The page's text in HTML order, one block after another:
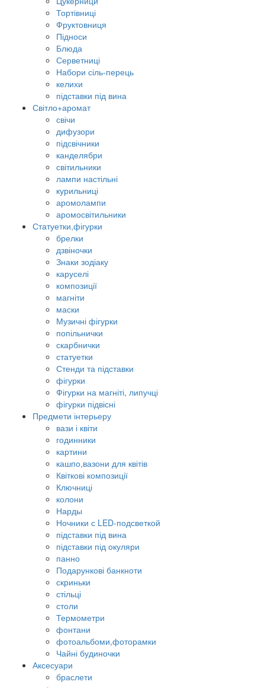
Тортівниці
Фруктовниця
Підноси
Блюда
Серветниці
Набори сіль-перець
келихи
підставки під вина
Світло+аромат
свічи
дифузори
підсвічники
канделябри
світильники
лампи настільні
курильниці
аромолампи
аромосвітильники
Статуетки,фігурки
брелки
дзвіночки
Знаки зодіаку
каруселі
композиції
магніти
маски
Музичні фігурки
попільнички
скарбнички
статуетки
Стенди та підставки
фігурки
Фігурки на магніті, липучці
фігурки підвісні
Предмети інтерьеру
вази і квіти
годинники
картини
кашпо,вазони для квітів
Квіткові композиції
Ключниці
колони
Нарды
Ночники с LED-подсветкой
підставки під вина
підставки під окуляри
панно
Подарункові банкноти
скриньки
стільці
столи
Термометри
фонтани
фотоальбоми,фоторамки
Чайні будиночки
Аксесуари
браслети